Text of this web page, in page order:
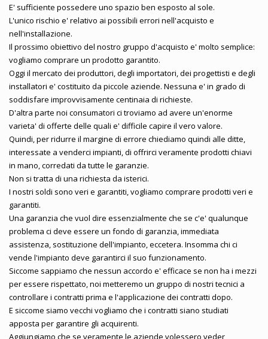
E' sufficiente possedere uno spazio ben esposto al sole.
L'unico rischio e' relativo ai possibili errori nell'acquisto e
nell'installazione.
Il prossimo obiettivo del nostro gruppo d'acquisto e' molto semplice:
vogliamo comprare un prodotto garantito.
Oggi il mercato dei produttori, degli importatori, dei progettisti e degli
installatori e' costituito da piccole aziende. Nessuna e' in grado di
soddisfare improvvisamente centinaia di richieste.
D'altra parte noi consumatori ci troviamo ad avere un'enorme
varieta' di offerte delle quali e' difficile capire il vero valore.
Quindi, per ridurre il margine di errore chiediamo quindi alle ditte,
interessate a venderci impianti, di offrirci veramente prodotti chiavi
in mano, corredati da tutte le garanzie.
Non si tratta di una richiesta da isterici.
I nostri soldi sono veri e garantiti, vogliamo comprare prodotti veri e
garantiti.
Una garanzia che vuol dire essenzialmente che se c'e' qualunque
problema ci deve essere un fondo di garanzia, immediata
assistenza, sostituzione dell'impianto, eccetera. Insomma chi ci
vende l'impianto deve garantirci il suo funzionamento.
Siccome sappiamo che nessun accordo e' efficace se non ha i mezzi
per essere rispettato, noi metteremo un gruppo di nostri tecnici a
controllare i contratti prima e l'applicazione dei contratti dopo.
E siccome siamo vecchi vogliamo che i contratti siano studiati
apposta per garantire gli acquirenti.
Aggiungiamo che se veramente le aziende volessero veder